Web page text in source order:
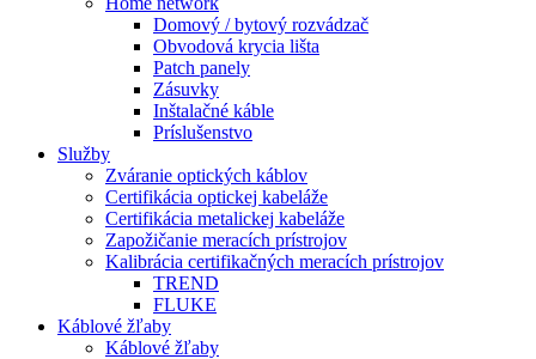
Domový / bytový rozvádzač
Obvodová krycia lišta
Patch panely
Zásuvky
Inštalačné káble
Príslušenstvo
Služby
Zváranie optických káblov
Certifikácia optickej kabeláže
Certifikácia metalickej kabeláže
Zapožičanie meracích prístrojov
Kalibrácia certifikačných meracích prístrojov
TREND
FLUKE
Káblové žľaby
Káblové žľaby